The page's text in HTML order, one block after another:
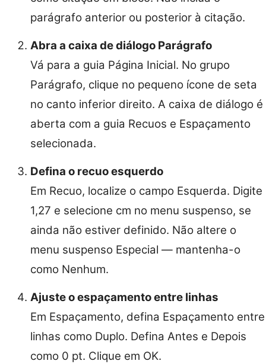
parágrafo anterior ou posterior à citação.
Abra a caixa de diálogo Parágrafo
Vá para a guia Página Inicial. No grupo
Parágrafo, clique no pequeno ícone de seta
no canto inferior direito. A caixa de diálogo é
aberta com a guia Recuos e Espaçamento
selecionada.
Defina o recuo esquerdo
Em Recuo, localize o campo Esquerda. Digite
1,27 e selecione cm no menu suspenso, se
ainda não estiver definido. Não altere o
menu suspenso Especial — mantenha-o
como Nenhum.
Ajuste o espaçamento entre linhas
Em Espaçamento, defina Espaçamento entre
linhas como Duplo. Defina Antes e Depois
como 0 pt. Clique em OK.